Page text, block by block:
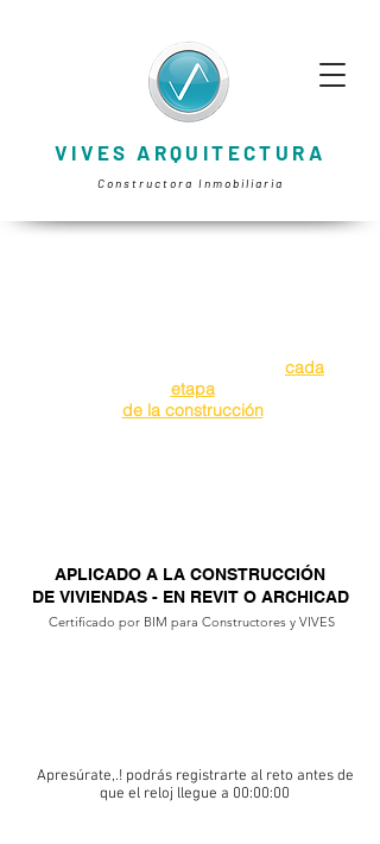
VIVES ARQUITECTURA
Constructora Inmobiliaria
cada
etapa
de la construcción
APLICADO A LA CONSTRUCCIÓN
DE VIVIENDAS - EN REVIT O ARCHICAD
Certificado por BIM para Constructores y VIVES
Apresúrate,.! podrás registrarte al reto antes de
que el reloj llegue a 00:00:00